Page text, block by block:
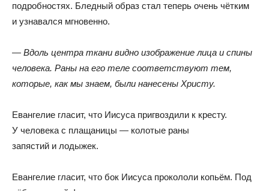
подробностях. Бледный образ стал теперь очень чётким
и узнавался мгновенно.
— Вдоль центра ткани видно изображение лица и спины
человека. Раны на его теле соответствуют тем,
которые, как мы знаем, были нанесены Христу.
Евангелие гласит, что Иисуса пригвоздили к кресту.
У человека с плащаницы — колотые раны
запястий и лодыжек.
Евангелие гласит, что бок Иисуса прокололи копьём. Под